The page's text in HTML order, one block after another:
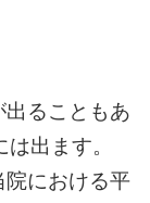
ることもあ
出ます。
における平